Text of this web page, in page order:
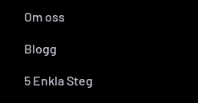
Om oss
Blogg
5 Enkla Steg